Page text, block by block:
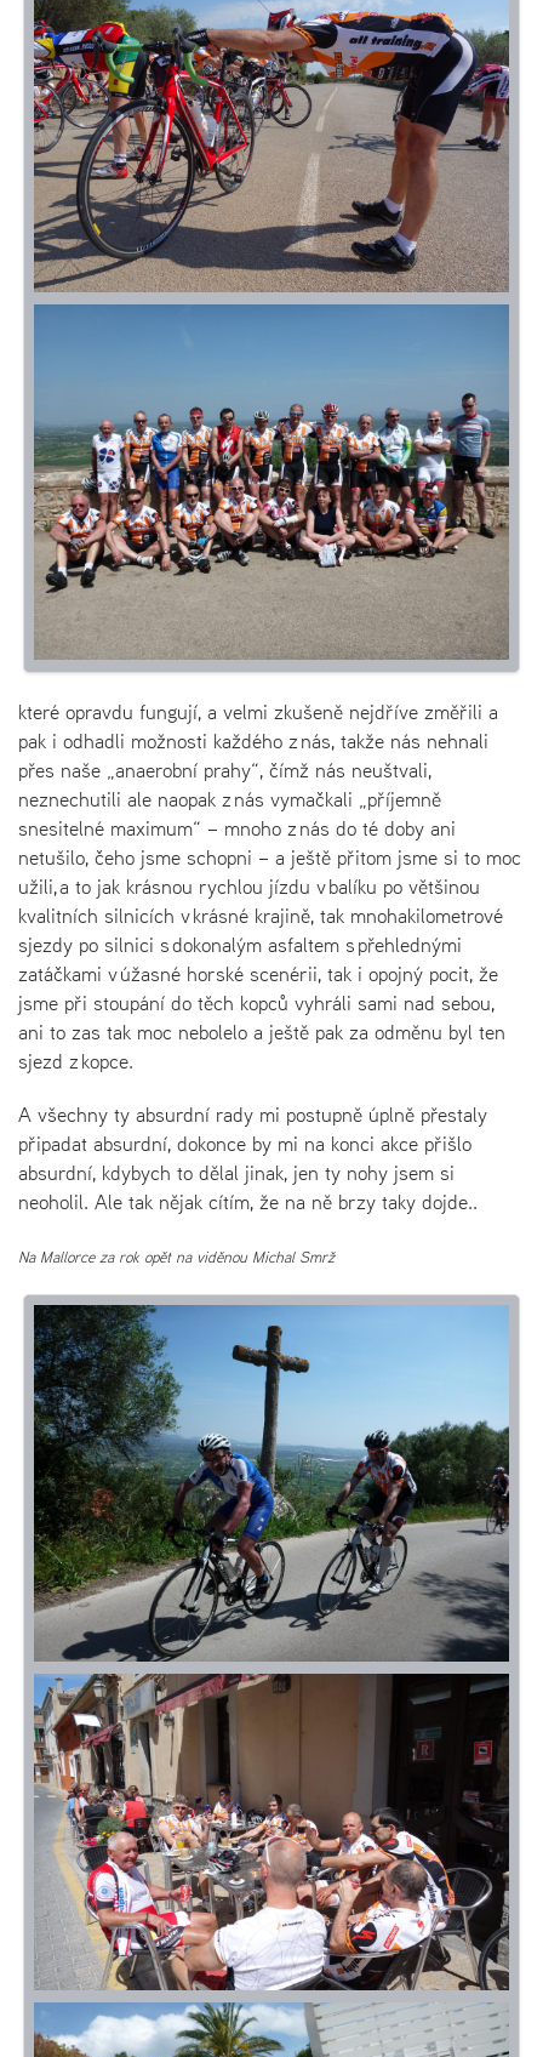
které opravdu fungují, a velmi zkušeně nejdříve změřili a
pak i odhadli možnosti každého z nás, takže nás nehnali
přes naše „anaerobní prahy“, čímž nás neuštvali,
neznechutili ale naopak z nás vymačkali „příjemně
snesitelné maximum“ – mnoho z nás do té doby ani
netušilo, čeho jsme schopni – a ještě přitom jsme si to moc
užili, a to jak krásnou rychlou jízdu v balíku po většinou
kvalitních silnicích v krásné krajině, tak mnohakilometrové
sjezdy po silnici s dokonalým asfaltem s přehlednými
zatáčkami v úžasné horské scenérii, tak i opojný pocit, že
jsme při stoupání do těch kopců vyhráli sami nad sebou,
ani to zas tak moc nebolelo a ještě pak za odměnu byl ten
sjezd z kopce.
A všechny ty absurdní rady mi postupně úplně přestaly
připadat absurdní, dokonce by mi na konci akce přišlo
absurdní, kdybych to dělal jinak, jen ty nohy jsem si
neoholil. Ale tak nějak cítím, že na ně brzy taky dojde..
Na Mallorce za rok opět na viděnou Michal Smrž